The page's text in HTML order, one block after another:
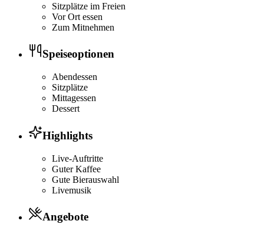
Sitzplätze im Freien
Vor Ort essen
Zum Mitnehmen
Speiseoptionen
Abendessen
Sitzplätze
Mittagessen
Dessert
Highlights
Live-Auftritte
Guter Kaffee
Gute Bierauswahl
Livemusik
Angebote